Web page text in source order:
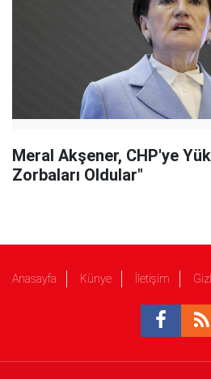
Meral Akşener, CHP'ye
Zorbaları Oldular"
Anasayfa Künye İletişim